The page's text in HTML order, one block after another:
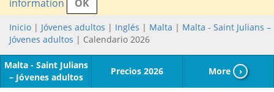
information
OK
Inicio | Jóvenes adultos | Inglés | Malta | Malta - Saint Julians –
Jóvenes adultos | Calendario 2026
Malta - Saint Julians
– Jóvenes adultos
Precios 2026 More ›